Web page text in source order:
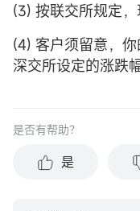
(3) 按联交所规定
(4) 客户须留意，
深交所设定的涨跌
是否有帮助？
是